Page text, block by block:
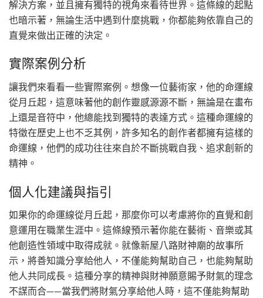
解決方案，並且擁有獨特的視角來看待世界。這條線的起點
也暗示著，無論生活中遇到什麼挑戰，你都能夠依靠自己的
直覺來做出正確的決定。
實際案例分析
讓我們來看看一些實際案例。想像一位藝術家，他的命運線
從月丘起，這意味著他的創作靈感源源不斷，無論是在畫布
上還是音符中，他總能找到獨特的表達方式。這種命運線的
特徵在歷史上也不乏其例，許多知名的創作者都擁有這樣的
命運線，他們的成功往往來自於不斷挑戰自我、追求創新的
精神。
個人化建議與指引
如果你的命運線從月丘起，那麼你可以考慮將你的直覺和創
意運用在職業生涯中。這條線預示著你能在藝術、音樂或其
他創造性領域中取得成就。就像新屋八路財神廟的故事所
示，將善知識分享給他人，不僅能夠幫助自己，也能夠幫助
他人共同成長。這種分享的精神與財神願意賜予財氣的理念
不謀而合——當我們將財氣分享給他人時，這不僅能夠幫助